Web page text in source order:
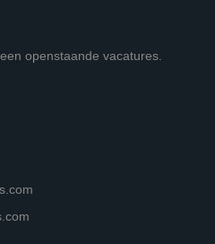
openstaande vacatures.